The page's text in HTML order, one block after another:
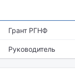
Грант РГНФ
Руководитель